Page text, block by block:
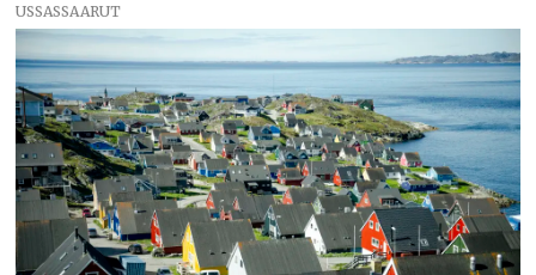
Nuuk
-
sermitsiaq_kl
USSASSAARUT